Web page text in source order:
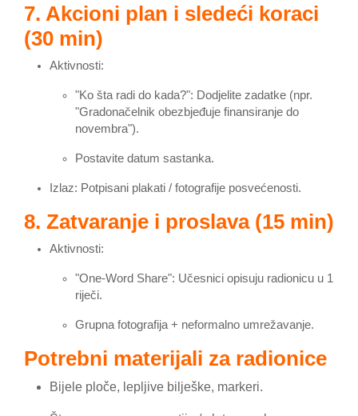
7. Akcioni plan i sledeći koraci
(30 min)
Aktivnosti:
"Ko šta radi do kada?": Dodjelite zadatke (npr.
"Gradonačelnik obezbjeđuje finansiranje do
novembra").
Postavite datum sastanka.
Izlaz: Potpisani plakati / fotografije posvećenosti.
8. Zatvaranje i proslava (15 min)
Aktivnosti:
"One-Word Share": Učesnici opisuju radionicu u 1
riječi.
Grupna fotografija + neformalno umrežavanje.
Potrebni materijali za radionice
Bijele ploče, lepljive bilješke, markeri.